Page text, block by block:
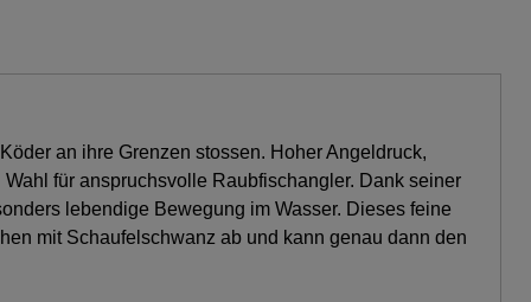
an ihre Grenzen stossen. Hoher Angeldruck,
für anspruchsvolle Raubfischangler. Dank seiner
lebendige Bewegung im Wasser. Dieses feine
mit Schaufelschwanz ab und kann genau dann den